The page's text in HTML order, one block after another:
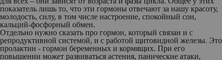
показатель лишь то, что эти гормоны отвечают за нашу красоту,
молодость, силу, в том числе настроение, спокойный сон,
кальций-фосфорный обмен.
Отдельно нужно сказать про гормон, который связан и с
репродуктивной системой, и с работой щитовидной железы. Это
пролактин - гормон беременных и кормящих. При его
повышении может развиваться астения, панические атаки,